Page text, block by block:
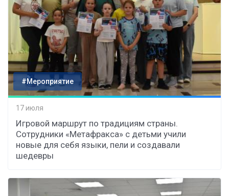
#Мероприятие
17 июля
Игровой маршрут по традициям страны.
Сотрудники «Метафракса» с детьми учили
новые для себя языки, пели и создавали
шедевры